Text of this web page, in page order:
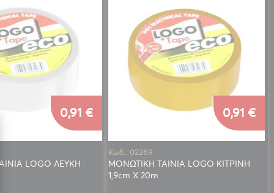
LOGO ΛΕΥΚΗ
0,91 €
Κωδ.: 02269
ΜΟΝΩΤΙΚΗ ΤΑΙΝΙΑ LOGO ΚΙΤΡΙΝΗ
1,9cm X 20m
0,91 €